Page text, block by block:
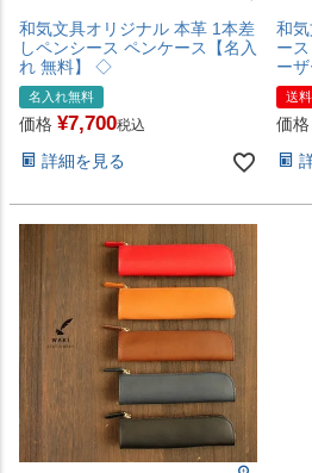
和気文具オリジナル 本革 1本差
しペンシース ペンケース【名入
れ 無料】 ◇
名入れ無料
価格 ¥7,700税込
詳細を見る
和
ー
ー
送
価格